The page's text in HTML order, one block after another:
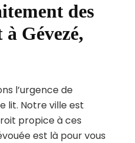
des
Gévezé,
l’urgence de
lit. Notre ville est
propice à ces
est là pour vous